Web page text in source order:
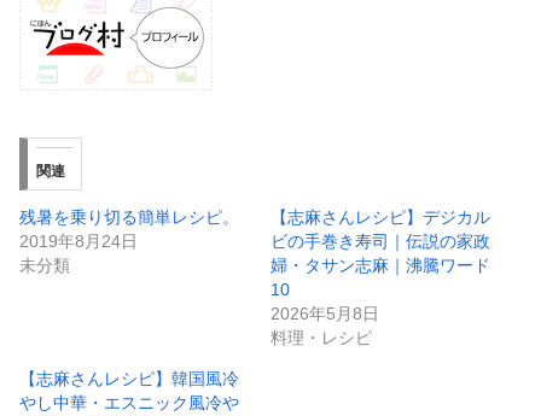
関連
残暑を乗り切る簡単レシピ。
2019年8月24日
未分類
【志麻さんレシピ】デジカル
ビの手巻き寿司｜伝説の家政
婦・タサン志麻｜沸騰ワード
10
2026年5月8日
料理・レシピ
【志麻さんレシピ】韓国風冷
やし中華・エスニック風冷や